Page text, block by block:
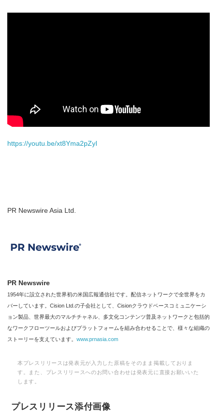
https://youtu.be/xt8Yma2pZyI
PR Newswire Asia Ltd.
PR Newswire
1954年に設立された世界初の米国広報通信社です。配信ネットワークで全世界をカ
バーしています。Cision Ltd.の子会社として、Cisionクラウドベースコミュニケーシ
ョン製品、世界最大のマルチチャネル、多文化コンテンツ普及ネットワークと包括的
なワークフローツールおよびプラットフォームを組み合わせることで、様々な組織の
ストーリーを支えています。 www.prnasia.com
本プレスリリースは発表元が入力した原稿をそのまま掲載しておりま
す。また、プレスリリースへのお問い合わせは発表元に直接お願いいた
します。
プレスリリース添付画像